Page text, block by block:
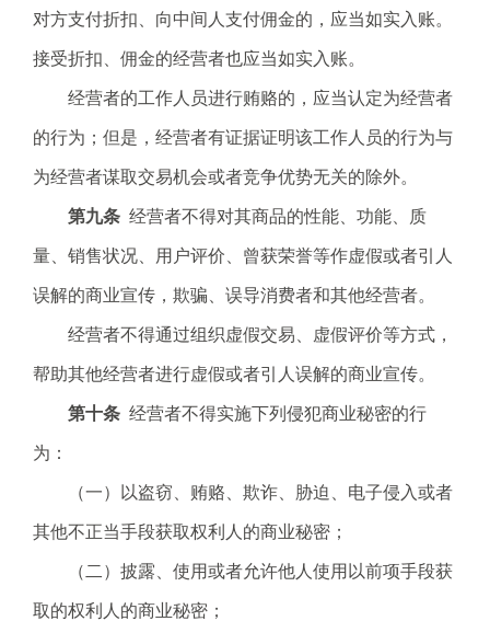
对方支付折扣、向中间人支付佣金的，应当如实入账。
接受折扣、佣金的经营者也应当如实入账。
经营者的工作人员进行贿赂的，应当认定为经营者
的行为；但是，经营者有证据证明该工作人员的行为与
为经营者谋取交易机会或者竞争优势无关的除外。
第九条 经营者不得对其商品的性能、功能、质
量、销售状况、用户评价、曾获荣誉等作虚假或者引人
误解的商业宣传，欺骗、误导消费者和其他经营者。
经营者不得通过组织虚假交易、虚假评价等方式，
帮助其他经营者进行虚假或者引人误解的商业宣传。
第十条 经营者不得实施下列侵犯商业秘密的行
为：
（一）以盗窃、贿赂、欺诈、胁迫、电子侵入或者
其他不正当手段获取权利人的商业秘密；
（二）披露、使用或者允许他人使用以前项手段获
取的权利人的商业秘密；